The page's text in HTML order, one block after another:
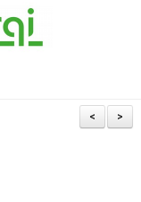
>
<